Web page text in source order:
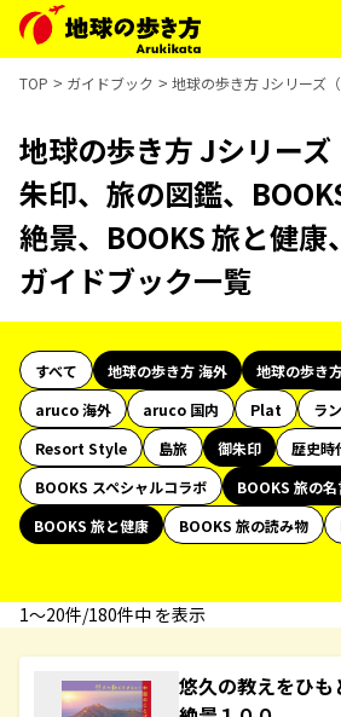
TOP ガイドブック 地球の歩き方 Jシリーズ
地球の歩き方 Jシリー
朱印、旅の図鑑、
絶景、BOOKS 旅と健
ガイドブック一覧
すべて 地球の歩き方 海外
地球の歩き
aruco 海外
aruco 国内 Plat
ラ
Resort Style
島旅 御朱印 歴史時
BOOKS スペシャルコラボ
BOOKS 旅の名
BOOKS 旅と健康
BOOKS 旅の読み物
1〜20件/180件中 を表示
悠久の教えをひ